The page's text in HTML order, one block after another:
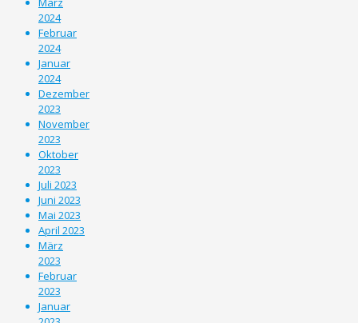
2024
Februar
2024
Januar
2024
Dezember
2023
November
2023
Oktober
2023
Juli 2023
Juni 2023
Mai 2023
April 2023
März
2023
Februar
2023
Januar